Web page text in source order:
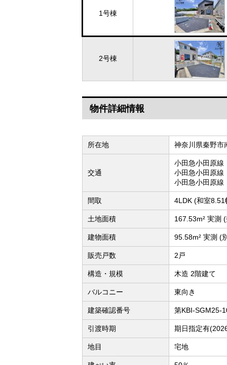
1号棟
2号棟
物件詳細情報
所在地 神奈川県秦野市
交通
小田急小田原線
小田急小田原線
小田急小田原線
間取 4LDK (和室
土地面積 167.53m² 実測
建物面積 95.58m² 実測 (
販売戸数 2戸
構造・規模 木造 2階建て
バルコニー 東向き
建築確認番号 第KBI-SGM25-
引渡時期 期日指定有
地目 宅地